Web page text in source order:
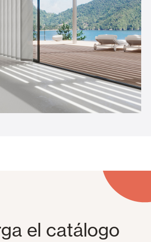
el catálogo